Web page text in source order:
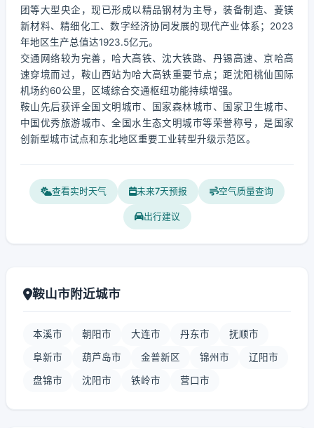
团等大型央企，现已形成以精品钢材为主导，装备制造、菱镁
新材料、精细化工、数字经济协同发展的现代产业体系；2023
年地区生产总值达1923.5亿元。
交通网络较为完善，哈大高铁、沈大铁路、丹锡高速、京哈高
速穿境而过，鞍山西站为哈大高铁重要节点；距沈阳桃仙国际
机场约60公里，区域综合交通枢纽功能持续增强。
鞍山先后获评全国文明城市、国家森林城市、国家卫生城市、
中国优秀旅游城市、全国水生态文明城市等荣誉称号，是国家
创新型城市试点和东北地区重要工业转型升级示范区。
查看实时天气 未来7天预报 空气质量查询
出行建议
鞍山市附近城市
本溪市 朝阳市 大连市 丹东市 抚顺市
阜新市 葫芦岛市 金普新区 锦州市 辽阳市
盘锦市 沈阳市 铁岭市 营口市